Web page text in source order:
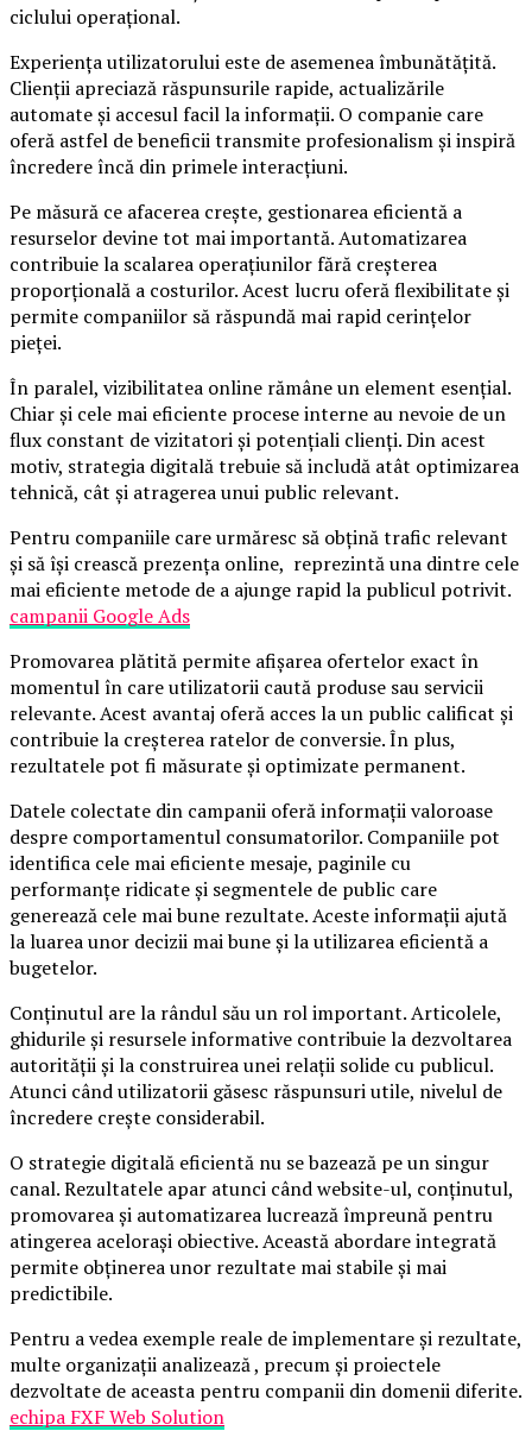
ciclului operațional.
Experiența utilizatorului este de asemenea îmbunătățită.
Clienții apreciază răspunsurile rapide, actualizările
automate și accesul facil la informații. O companie care
oferă astfel de beneficii transmite profesionalism și inspiră
încredere încă din primele interacțiuni.
Pe măsură ce afacerea crește, gestionarea eficientă a
resurselor devine tot mai importantă. Automatizarea
contribuie la scalarea operațiunilor fără creșterea
proporțională a costurilor. Acest lucru oferă flexibilitate și
permite companiilor să răspundă mai rapid cerințelor
pieței.
În paralel, vizibilitatea online rămâne un element esențial.
Chiar și cele mai eficiente procese interne au nevoie de un
flux constant de vizitatori și potențiali clienți. Din acest
motiv, strategia digitală trebuie să includă atât optimizarea
tehnică, cât și atragerea unui public relevant.
Pentru companiile care urmăresc să obțină trafic relevant
și să își crească prezența online, reprezintă una dintre cele
mai eficiente metode de a ajunge rapid la publicul potrivit.
campanii Google Ads
Promovarea plătită permite afișarea ofertelor exact în
momentul în care utilizatorii caută produse sau servicii
relevante. Acest avantaj oferă acces la un public calificat și
contribuie la creșterea ratelor de conversie. În plus,
rezultatele pot fi măsurate și optimizate permanent.
Datele colectate din campanii oferă informații valoroase
despre comportamentul consumatorilor. Companiile pot
identifica cele mai eficiente mesaje, paginile cu
performanțe ridicate și segmentele de public care
generează cele mai bune rezultate. Aceste informații ajută
la luarea unor decizii mai bune și la utilizarea eficientă a
bugetelor.
Conținutul are la rândul său un rol important. Articolele,
ghidurile și resursele informative contribuie la dezvoltarea
autorității și la construirea unei relații solide cu publicul.
Atunci când utilizatorii găsesc răspunsuri utile, nivelul de
încredere crește considerabil.
O strategie digitală eficientă nu se bazează pe un singur
canal. Rezultatele apar atunci când website-ul, conținutul,
promovarea și automatizarea lucrează împreună pentru
atingerea acelorași obiective. Această abordare integrată
permite obținerea unor rezultate mai stabile și mai
predictibile.
Pentru a vedea exemple reale de implementare și rezultate,
multe organizații analizează , precum și proiectele
dezvoltate de aceasta pentru companii din domenii diferite.
echipa FXF Web Solution